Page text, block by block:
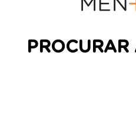
PROCURAR